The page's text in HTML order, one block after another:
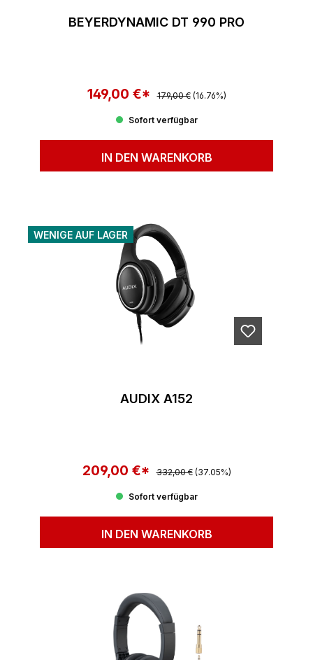
BEYERDYNAMIC DT 990 PRO
Verkaufspreis:
149,00 €* Regulärer Preis:
179,00 € (16.76%)
Sofort verfügbar
IN DEN WARENKORB
WENIGE AUF LAGER
AUDIX A152
Verkaufspreis:
209,00 €* Regulärer Preis:
332,00 € (37.05%)
Sofort verfügbar
IN DEN WARENKORB